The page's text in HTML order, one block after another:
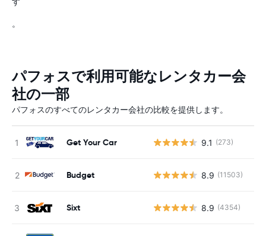
。
パフォスで利用可能なレンタカー会
社の一部
パフォスのすべてのレンタカー会社の比較を提供します。
Get Your Car 9.1 (273)
Budget 8.9 (11503)
Sixt 8.9 (4354)